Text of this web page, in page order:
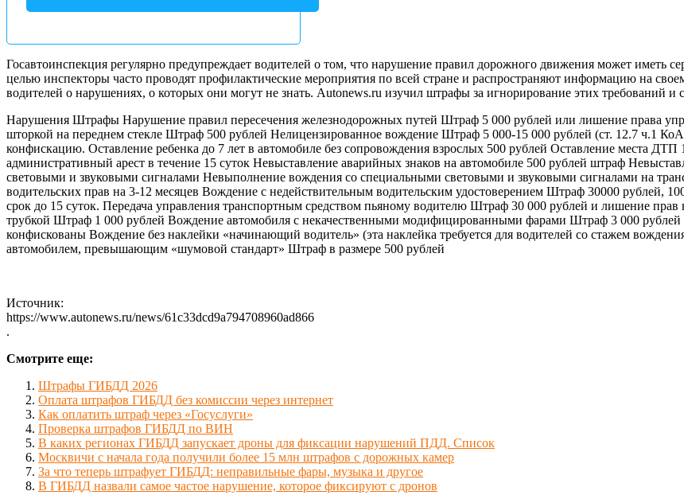
Госавтоинспекция регулярно предупреждает водителей о том, что нарушение правил дорожного движения может иметь
целью инспекторы часто проводят профилактические мероприятия по всей стране и распространяют информацию на
водителей о нарушениях, о которых они могут не знать. Autonews.ru изучил штрафы за игнорирование этих требований и
Нарушения Штрафы Нарушение правил пересечения железнодорожных путей Штраф 5 000 рублей или лишение права
шторкой на переднем стекле Штраф 500 рублей Нелицензированное вождение Штраф 5 000-15 000 рублей (ст. 12.7 ч.1
конфискацию. Оставление ребенка до 7 лет в автомобиле без сопровождения взрослых 500 рублей Оставление места
административный арест в течение 15 суток Невыставление аварийных знаков на автомобиле 500 рублей штраф
световыми и звуковыми сигналами Невыполнение вождения со специальными световыми и звуковыми сигналами на
водительских прав на 3-12 месяцев Вождение с недействительным водительским удостоверением Штраф 30000 рублей,
срок до 15 суток. Передача управления транспортным средством пьяному водителю Штраф 30 000 рублей и лишение
трубкой Штраф 1 000 рублей Вождение автомобиля с некачественными модифицированными фарами Штраф 3 000
конфискованы Вождение без наклейки «начинающий водитель» (эта наклейка требуется для водителей со стажем
автомобилем, превышающим «шумовой стандарт» Штраф в размере 500 рублей
Источник:
https://www.autonews.ru/news/61c33dcd9a794708960ad866
.
Смотрите еще:
Штрафы ГИБДД 2026
Оплата штрафов ГИБДД без комиссии через интернет
Как оплатить штраф через «Госуслуги»
Проверка штрафов ГИБДД по ВИН
В каких регионах ГИБДД запускает дроны для фиксации нарушений ПДД. Список
Москвичи с начала года получили более 15 млн штрафов с дорожных камер
За что теперь штрафует ГИБДД: неправильные фары, музыка и другое
В ГИБДД назвали самое частое нарушение, которое фиксируют с дронов